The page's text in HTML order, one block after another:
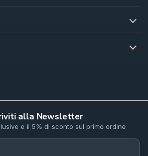
alla Newsletter
e il 5% di sconto sul primo ordine